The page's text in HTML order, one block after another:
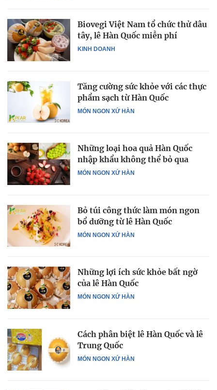
KINH DOANH
Biovegi Việt Nam tổ chức thử dâu
tây, lê Hàn Quốc miễn phí
MÓN NGON XỨ HÀN
Tăng cường sức khỏe với các thực
phẩm sạch từ Hàn Quốc
MÓN NGON XỨ HÀN
Những loại hoa quả Hàn Quốc
nhập khẩu không thể bỏ qua
MÓN NGON XỨ HÀN
Bỏ túi công thức làm món ngon
bổ dưỡng từ lê Hàn Quốc
MÓN NGON XỨ HÀN
Những lợi ích sức khỏe bất ngờ
của lê Hàn Quốc
MÓN NGON XỨ HÀN
Cách phân biệt lê Hàn Quốc và lê
Trung Quốc